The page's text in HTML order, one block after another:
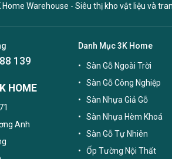
Home Warehouse - Siêu thị kho vật liệu và
139
HOME
Anh
Danh Mục 3K Home
Sàn Gỗ Ngoài Trời
Sàn Gỗ Công Nghiệp
Sàn Nhựa Giả Gỗ
Sàn Nhựa Hèm Khoá
Sàn Gỗ Tự Nhiên
Ốp Tường Nội Thất